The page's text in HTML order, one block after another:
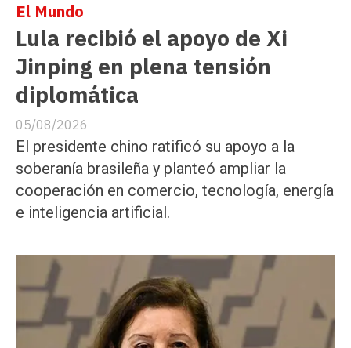
Lula recibió el apoyo de Xi
Jinping en plena tensión
diplomática
El Mundo
05/08/2026
El presidente chino ratificó su apoyo a la
soberanía brasileña y planteó ampliar la
cooperación en comercio, tecnología, energía
e inteligencia artificial.